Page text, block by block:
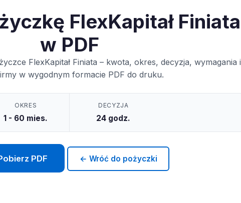
FlexKapitał Finiata
w PDF
FlexKapitał Finiata – kwota, okres, decyzja, wymagania i
w wygodnym formacie PDF do druku.
OKRES
1 - 60 mies.
DECYZJA
24 godz.
PDF ← Wróć do pożyczki